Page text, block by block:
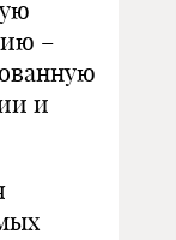
–
и